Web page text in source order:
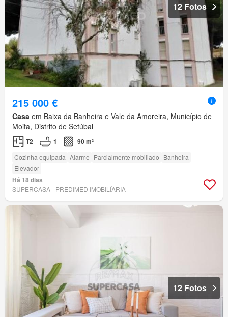
12 Fotos
215 000 €
Casa em Baixa da Banheira e Vale da Amoreira, Município de
Moita, Distrito de Setúbal
T2 1 90 m²
Cozinha equipada Alarme Parcialmente mobiliado Banheira
Elevador
Há 18 dias
SUPERCASA - PREDIMED IMOBILÍARIA
12 Fotos